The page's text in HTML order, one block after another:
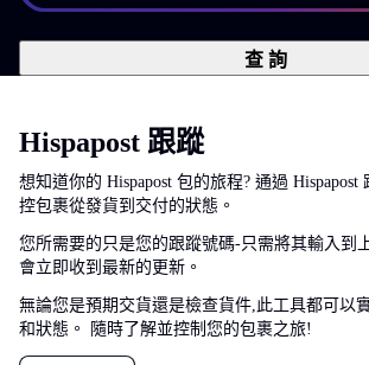
查 詢
Hispapost 跟蹤
想知道你的 Hispapost 包的旅程? 通過
控包裹從發貨到交付的狀態。
您所需要的只是您的跟蹤號碼-只需將其輸入到
會立即收到最新的更新。
無論您是預期交貨還是檢查貨件,此工具都可以
和狀態。 隨時了解並控制您的包裹之旅!